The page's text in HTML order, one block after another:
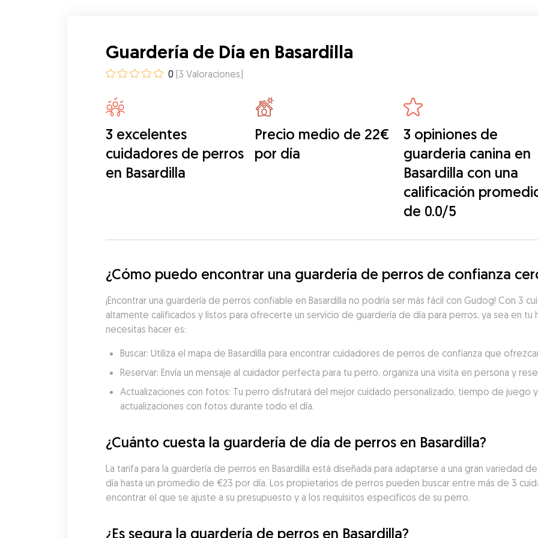
Guardería de Día en Basardilla
0 (3 Valoraciones)
3 excelentes
cuidadores de perros
en Basardilla
Precio medio de 22€
por día
3 opiniones de
guarderia canina en
Basardilla con una
calificación
de 0.0/5
¿Cómo puedo encontrar una guardería de perros de confianza
¡Encontrar una guardería de perros confiable en Basardilla no podría ser más fácil con Gudog! Con 3
altamente calificados y listos para ofrecerte un servicio de guardería de día para perros, ya sea en
necesitas hacer es:
Buscar: Utiliza el mapa de Basardilla para encontrar cuidadores de perros de confianza que
Reservar: Envía un mensaje al cuidador perfecta para tu perro, organiza una visita en persona y
Actualizaciones con fotos: Tu perro disfrutará del mejor cuidado personalizado, tiempo de juego
actualizaciones con fotos durante todo el día.
¿Cuánto cuesta la guardería de día de perros en Basardilla?
La tarifa para la guardería de perros en Basardilla está diseñada para adaptarse a una gran variedad
día hasta un promedio de €23 por día. Los propietarios de perros pueden buscar entre más de 3
encontrar el que se ajuste a su presupuesto y a los requisitos específicos de su perro.
¿Es segura la guardería de perros en Basardilla?